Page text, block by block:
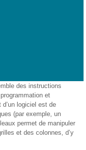
des instructions
et
logiciel est de
(par exemple, un
permet de manipuler
et des colonnes, d’y